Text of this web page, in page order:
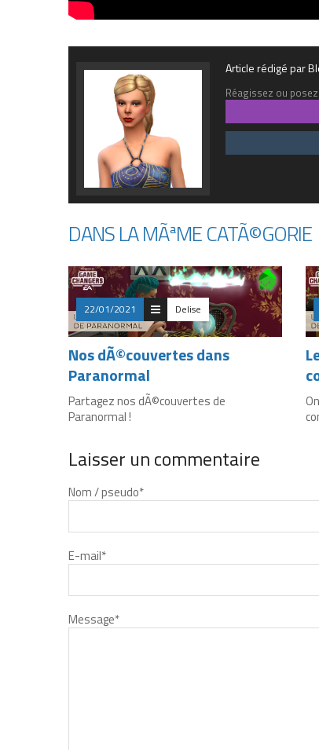
Article rédigé par
Réagissez ou
DANS LA MÃªME CATÃ©GORIE
22/01/2021 Delise
Nos dÃ©couvertes dans
Paranormal
Partagez nos dÃ©couvertes de
Paranormal !
Laisser un commentaire
Nom / pseudo*
E-mail*
Message*